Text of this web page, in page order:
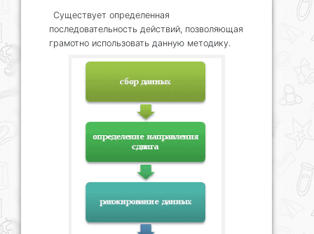
Существует определенная
последовательность действий, позволяющая
грамотно использовать данную методику.